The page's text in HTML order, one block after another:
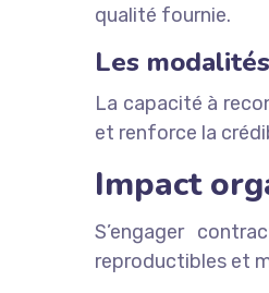
qualité fournie.
Les
La capacité à
et renforce la
Impact
S’engager
reproductibles et